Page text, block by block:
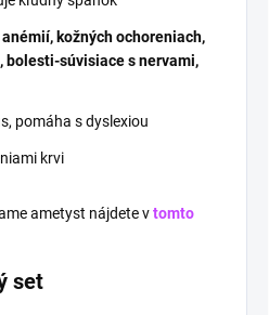
kožných ochoreniach,
bolesti-súvisiace s nervami,
pomáha s dyslexiou
krvi
ametyst nájdete vtomto
set